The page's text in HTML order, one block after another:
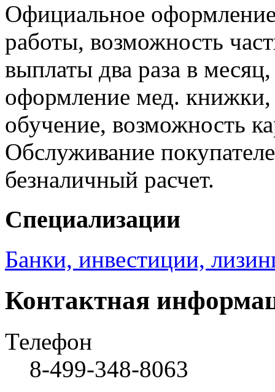
Официальное
работы, возможность
выплаты два раза в
оформление мед. книжки,
обучение, возможность
Обслуживание
безналичный расчет.
Специализации
Банки, инвестиции,
Контактная
Телефон
8-499-348-8063